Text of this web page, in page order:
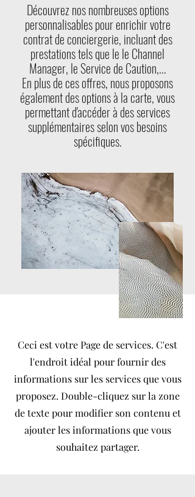
Découvrez nos nombreuses options
personnalisables pour enrichir votre
contrat de conciergerie, incluant des
prestations tels que le le Channel
Manager, le Service de Caution,...
En plus de ces offres, nous proposons
également des options à la carte, vous
permettant d'accéder à des services
supplémentaires selon vos besoins
spécifiques.
Ceci est votre Page de services. C'est
l'endroit idéal pour fournir des
informations sur les services que vous
proposez. Double-cliquez sur la zone
de texte pour modifier son contenu et
ajouter les informations que vous
souhaitez partager.